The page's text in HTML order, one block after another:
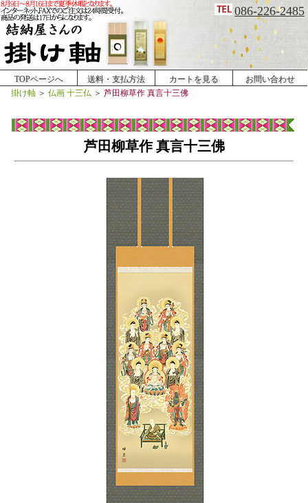
086-226-2485
TOPページへ 送料・支払方法 カートを見る
お問い合わせ
掛け軸 ＞ 仏画 十三仏 ＞ 芦田柳草作 真言十三佛
芦田柳草作 真言十三佛